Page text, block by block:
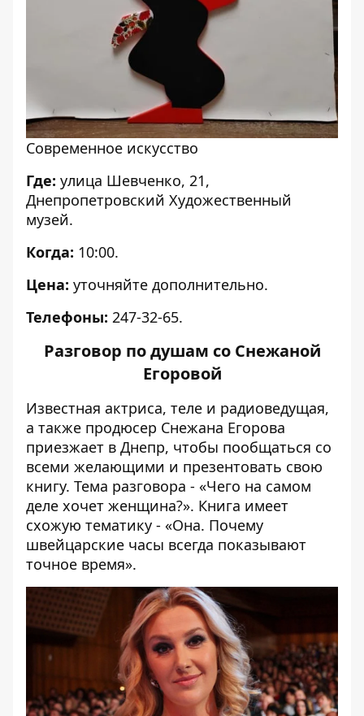
Современное искусство
Где: улица Шевченко, 21,
Днепропетровский Художественный
музей.
Когда: 10:00.
Цена: уточняйте дополнительно.
Телефоны: 247-32-65.
Разговор по душам со Снежаной
Егоровой
Известная актриса, теле и радиоведущая,
а также продюсер Снежана Егорова
приезжает в Днепр, чтобы пообщаться со
всеми желающими и презентовать свою
книгу. Тема разговора - «Чего на самом
деле хочет женщина?». Книга имеет
схожую тематику - «Она. Почему
швейцарские часы всегда показывают
точное время».